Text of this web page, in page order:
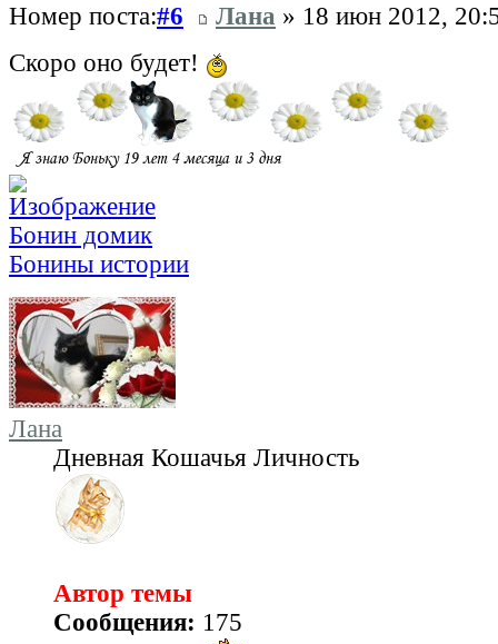
Номер поста:#6 Лана » 18 июн 2012,
Скоро оно будет!
Бонин домик
Бонины истории
Лана
Дневная Кошачья Личность
Автор темы
Сообщения: 175